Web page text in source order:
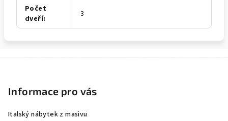
Počet
dveří: 3
Informace pro vás
Italský nábytek z masivu